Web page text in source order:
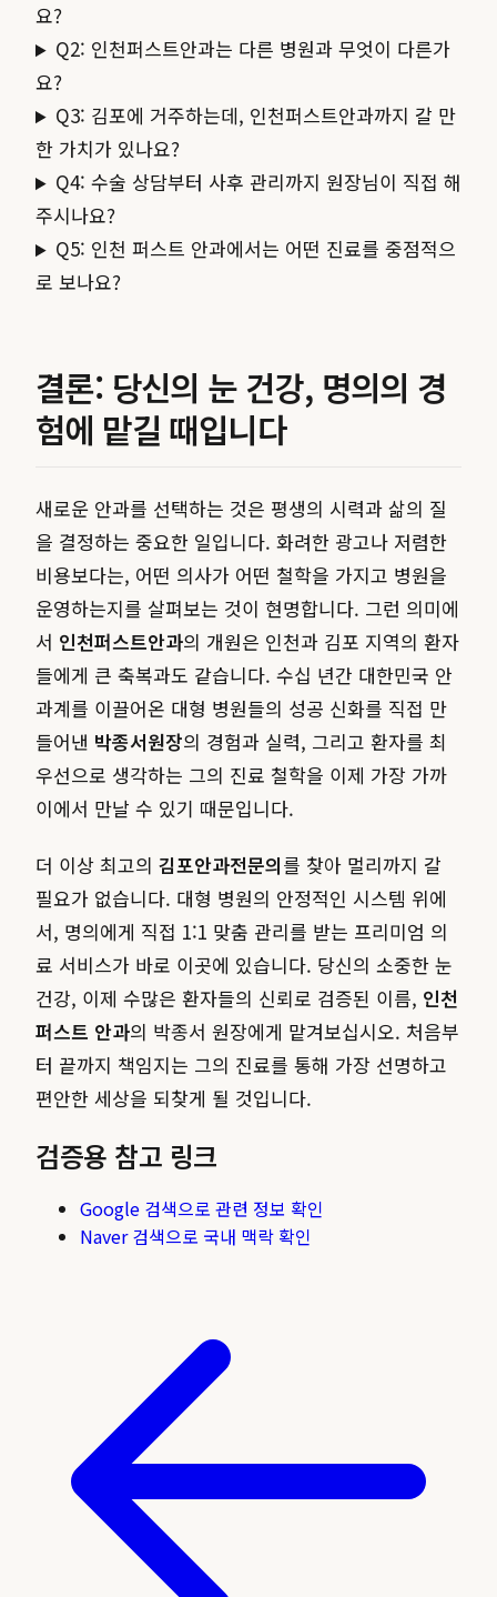
요?
Q2: 인천퍼스트안과는 다른 병원과 무엇이 다른가
요?
Q3: 김포에 거주하는데, 인천퍼스트안과까지 갈 만
한 가치가 있나요?
Q4: 수술 상담부터 사후 관리까지 원장님이 직접 해
주시나요?
Q5: 인천 퍼스트 안과에서는 어떤 진료를 중점적으
로 보나요?
결론: 당신의 눈 건강, 명의의 경
험에 맡길 때입니다
새로운 안과를 선택하는 것은 평생의 시력과 삶의 질
을 결정하는 중요한 일입니다. 화려한 광고나 저렴한
비용보다는, 어떤 의사가 어떤 철학을 가지고 병원을
운영하는지를 살펴보는 것이 현명합니다. 그런 의미에
서 인천퍼스트안과의 개원은 인천과 김포 지역의 환자
들에게 큰 축복과도 같습니다. 수십 년간 대한민국 안
과계를 이끌어온 대형 병원들의 성공 신화를 직접 만
들어낸 박종서원장의 경험과 실력, 그리고 환자를 최
우선으로 생각하는 그의 진료 철학을 이제 가장 가까
이에서 만날 수 있기 때문입니다.
더 이상 최고의 김포안과전문의를 찾아 멀리까지 갈
필요가 없습니다. 대형 병원의 안정적인 시스템 위에
서, 명의에게 직접 1:1 맞춤 관리를 받는 프리미엄 의
료 서비스가 바로 이곳에 있습니다. 당신의 소중한 눈
건강, 이제 수많은 환자들의 신뢰로 검증된 이름, 인천
퍼스트 안과의 박종서 원장에게 맡겨보십시오. 처음부
터 끝까지 책임지는 그의 진료를 통해 가장 선명하고
편안한 세상을 되찾게 될 것입니다.
검증용 참고 링크
Google 검색으로 관련 정보 확인
Naver 검색으로 국내 맥락 확인